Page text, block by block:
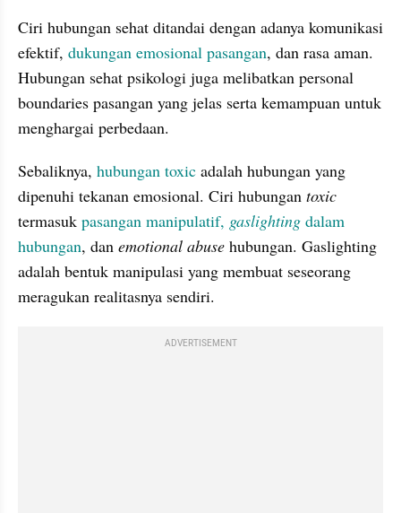
Ciri hubungan sehat ditandai dengan adanya komunikasi
efektif, dukungan emosional pasangan, dan rasa aman.
Hubungan sehat psikologi juga melibatkan personal
boundaries pasangan yang jelas serta kemampuan untuk
menghargai perbedaan.
Sebaliknya, hubungan toxic adalah hubungan yang
dipenuhi tekanan emosional. Ciri hubungan
termasuk pasangan manipulatif, gaslighting dalam
hubungan, dan emotional abuse hubungan. Gaslighting
adalah bentuk manipulasi yang membuat seseorang
meragukan realitasnya sendiri.
ADVERTISEMENT